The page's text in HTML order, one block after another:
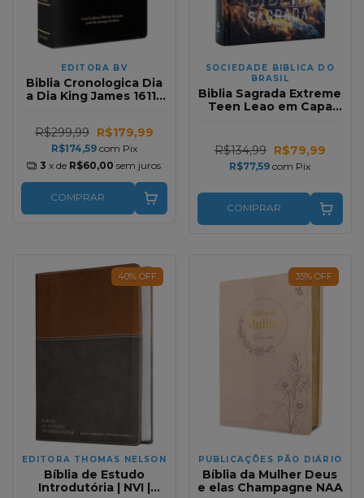
EDITORA BV
Biblia Cronologica Dia
a Dia King James 1611 |
Ordem de
Acontecimento
R$299,99 R$179,99
R$174,59 com Pix
3 x de R$60,00 sem juros
COMPRAR
SOCIEDADE BIBLICA DO
BRASIL
Biblia Sagrada Extreme
Teen Leao em Capa
R$134,99 R$79,99
R$77,59com Pix
COMPRAR
40% OFF
EDITORA THOMAS NELSON
Bíblia de Estudo
Introdutória | NVI |
35% OFF
PUBLICAÇÕES PÃO DIÁRIO
Bíblia da Mulher Deus
e elas Champagne NAA